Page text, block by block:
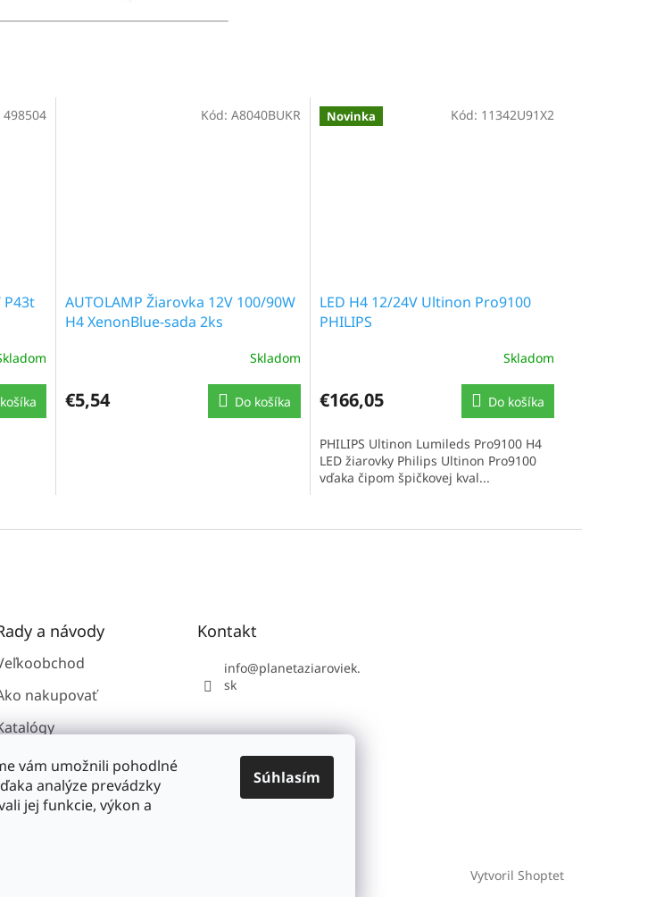
vám umožnili pohodlné
analýze prevádzky
jej funkcie, výkon a
Súhlasím
P43t
498504
AUTOLAMP Žiarovka 12V 100/90W
H4 XenonBlue-sada 2ks
Skladom
€5,54 Do košíka
Kód: A8040BUKR Novinka
LED H4 12/24V Ultinon Pro9100
PHILIPS
Skladom
€166,05 Do košíka
PHILIPS Ultinon Lumileds Pro9100 H4
LED žiarovky Philips Ultinon Pro9100
vďaka čipom špičkovej kval...
Kód: 11342U91X2
a návody
nakupovať
Kontakt
info@planetaziaroviek.
sk
Vytvoril Shoptet